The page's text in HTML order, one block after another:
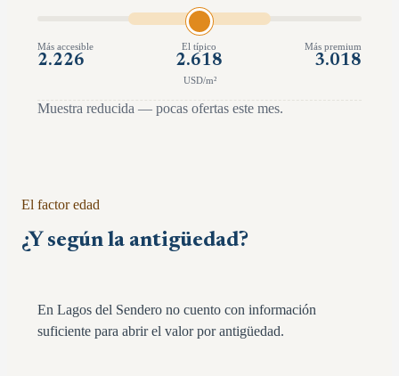
Más accesible
2.226
El típico
2.618
Más premium
3.018
USD/m²
Muestra reducida — pocas ofertas este mes.
El factor edad
¿Y según la antigüedad?
En Lagos del Sendero no cuento con información
suficiente para abrir el valor por antigüedad.